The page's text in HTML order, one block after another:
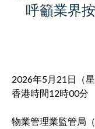
呼籲業界
2026年5月21日（星
香港時間12時00分
物業管理業監管局